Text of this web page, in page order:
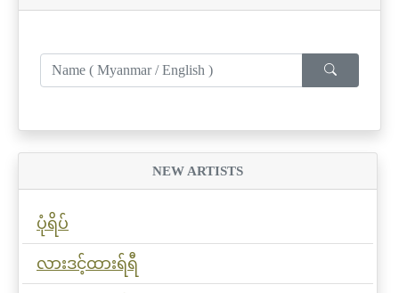
NEW ARTISTS
ပုံရိပ်
လားဒင့်ထားရ်ရီ